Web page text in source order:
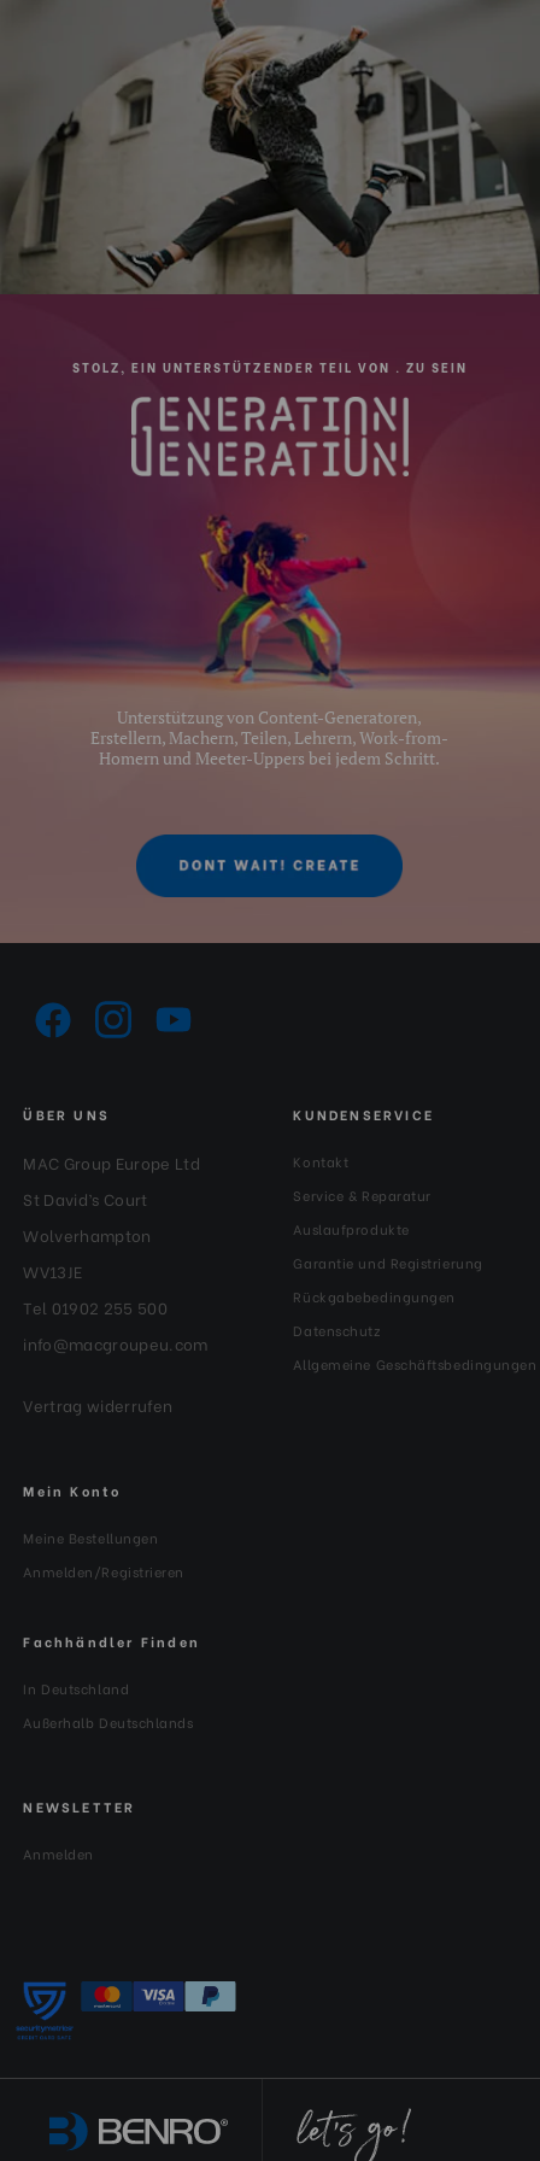
Unterstützung von Content-Generatoren,
Erstellern, Machern, Teilen, Lehrern, Work-from-
Homern und Meeter-Uppers bei jedem Schritt.
STOLZ, EIN UNTERSTÜTZENDER TEIL VON . ZU SEIN
ÜBER UNS
MAC Group Europe Ltd
St David’s Court
Wolverhampton
WV13JE
Tel 01902 255 500
info@macgroupeu.com
Vertrag widerrufen
KUNDENSERVICE
Kontakt
Service & Reparatur
Auslaufprodukte
Garantie und Registrierung
Rückgabebedingungen
Datenschutz
Allgemeine Geschäftsbedingungen
Mein Konto
Meine Bestellungen
Anmelden/Registrieren
Fachhändler Finden
In Deutschland
Außerhalb Deutschlands
NEWSLETTER
Anmelden